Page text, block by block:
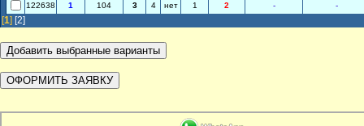
122638 1 104 3 4 нет 1 2 - -
[1] [2]